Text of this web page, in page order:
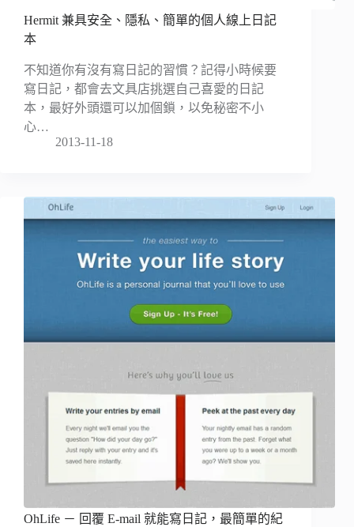
Hermit 兼具安全、隱私、簡單的個人線上日記
本
不知道你有沒有寫日記的習慣？記得小時候要
寫日記，都會去文具店挑選自己喜愛的日記
本，最好外頭還可以加個鎖，以免秘密不小
心…
2013-11-18
OhLife － 回覆 E-mail 就能寫日記，最簡單的紀